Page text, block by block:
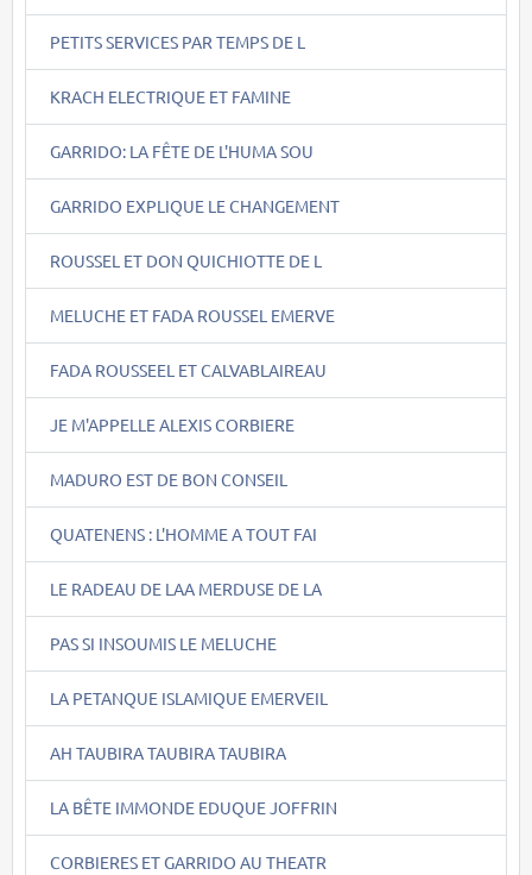
PETITS SERVICES PAR TEMPS DE L
KRACH ELECTRIQUE ET FAMINE
GARRIDO: LA FÊTE DE L'HUMA SOU
GARRIDO EXPLIQUE LE CHANGEMENT
ROUSSEL ET DON QUICHIOTTE DE L
MELUCHE ET FADA ROUSSEL EMERVE
FADA ROUSSEEL ET CALVABLAIREAU
JE M'APPELLE ALEXIS CORBIERE
MADURO EST DE BON CONSEIL
QUATENENS : L'HOMME A TOUT FAI
LE RADEAU DE LAA MERDUSE DE LA
PAS SI INSOUMIS LE MELUCHE
LA PETANQUE ISLAMIQUE EMERVEIL
AH TAUBIRA TAUBIRA TAUBIRA
LA BÊTE IMMONDE EDUQUE JOFFRIN
CORBIERES ET GARRIDO AU THEATR